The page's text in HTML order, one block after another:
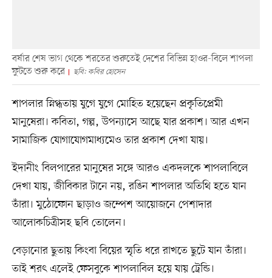
বর্ষার শেষ ভাগ থেকে শরতের শুরুতেই দেশের বিভিন্ন হাওর-বিলে শাপলা
ফুটতে শুরু করে
ছবি: কবির হোসেন
শাপলার স্নিগ্ধতায় যুগে যুগে মোহিত হয়েছেন প্রকৃতিপ্রেমী
মানুষেরা। কবিতা, গল্প, উপন্যাসে আছে যার প্রকাশ। আর এখন
সামাজিক যোগাযোগমাধ্যমেও তার প্রকাশ দেখা যায়।
ইদানীং বিলপারের মানুষের সঙ্গে আরও একদলকে শাপলাবিলে
দেখা যায়, জীবিকার টানে নয়, রঙিন শাপলার অতিথি হতে যান
তাঁরা। মুঠোফোন ছাড়াও জম্পেশ আয়োজনে পেশাদার
আলোকচিত্রীসহ ছবি তোলেন।
বেড়ানোর ছুতায় কিংবা বিয়ের স্মৃতি ধরে রাখতে ছুটে যান তাঁরা।
তাই শরৎ এলেই ফেসবুকে শাপলাবিল হয়ে যায় ট্রেন্ডি।